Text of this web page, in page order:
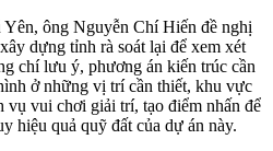
ông Nguyễn Chí Hiến đề nghị
dựng tỉnh rà soát lại để xem xét
chí lưu ý, phương án kiến trúc cần
ở những vị trí cần thiết, khu vực
vui chơi giải trí, tạo điểm nhấn để
hiệu quả quỹ đất của dự án này.